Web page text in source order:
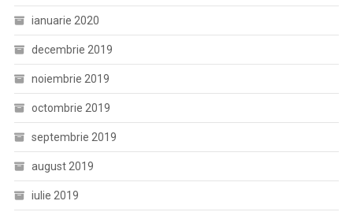
ianuarie 2020
decembrie 2019
noiembrie 2019
octombrie 2019
septembrie 2019
august 2019
iulie 2019